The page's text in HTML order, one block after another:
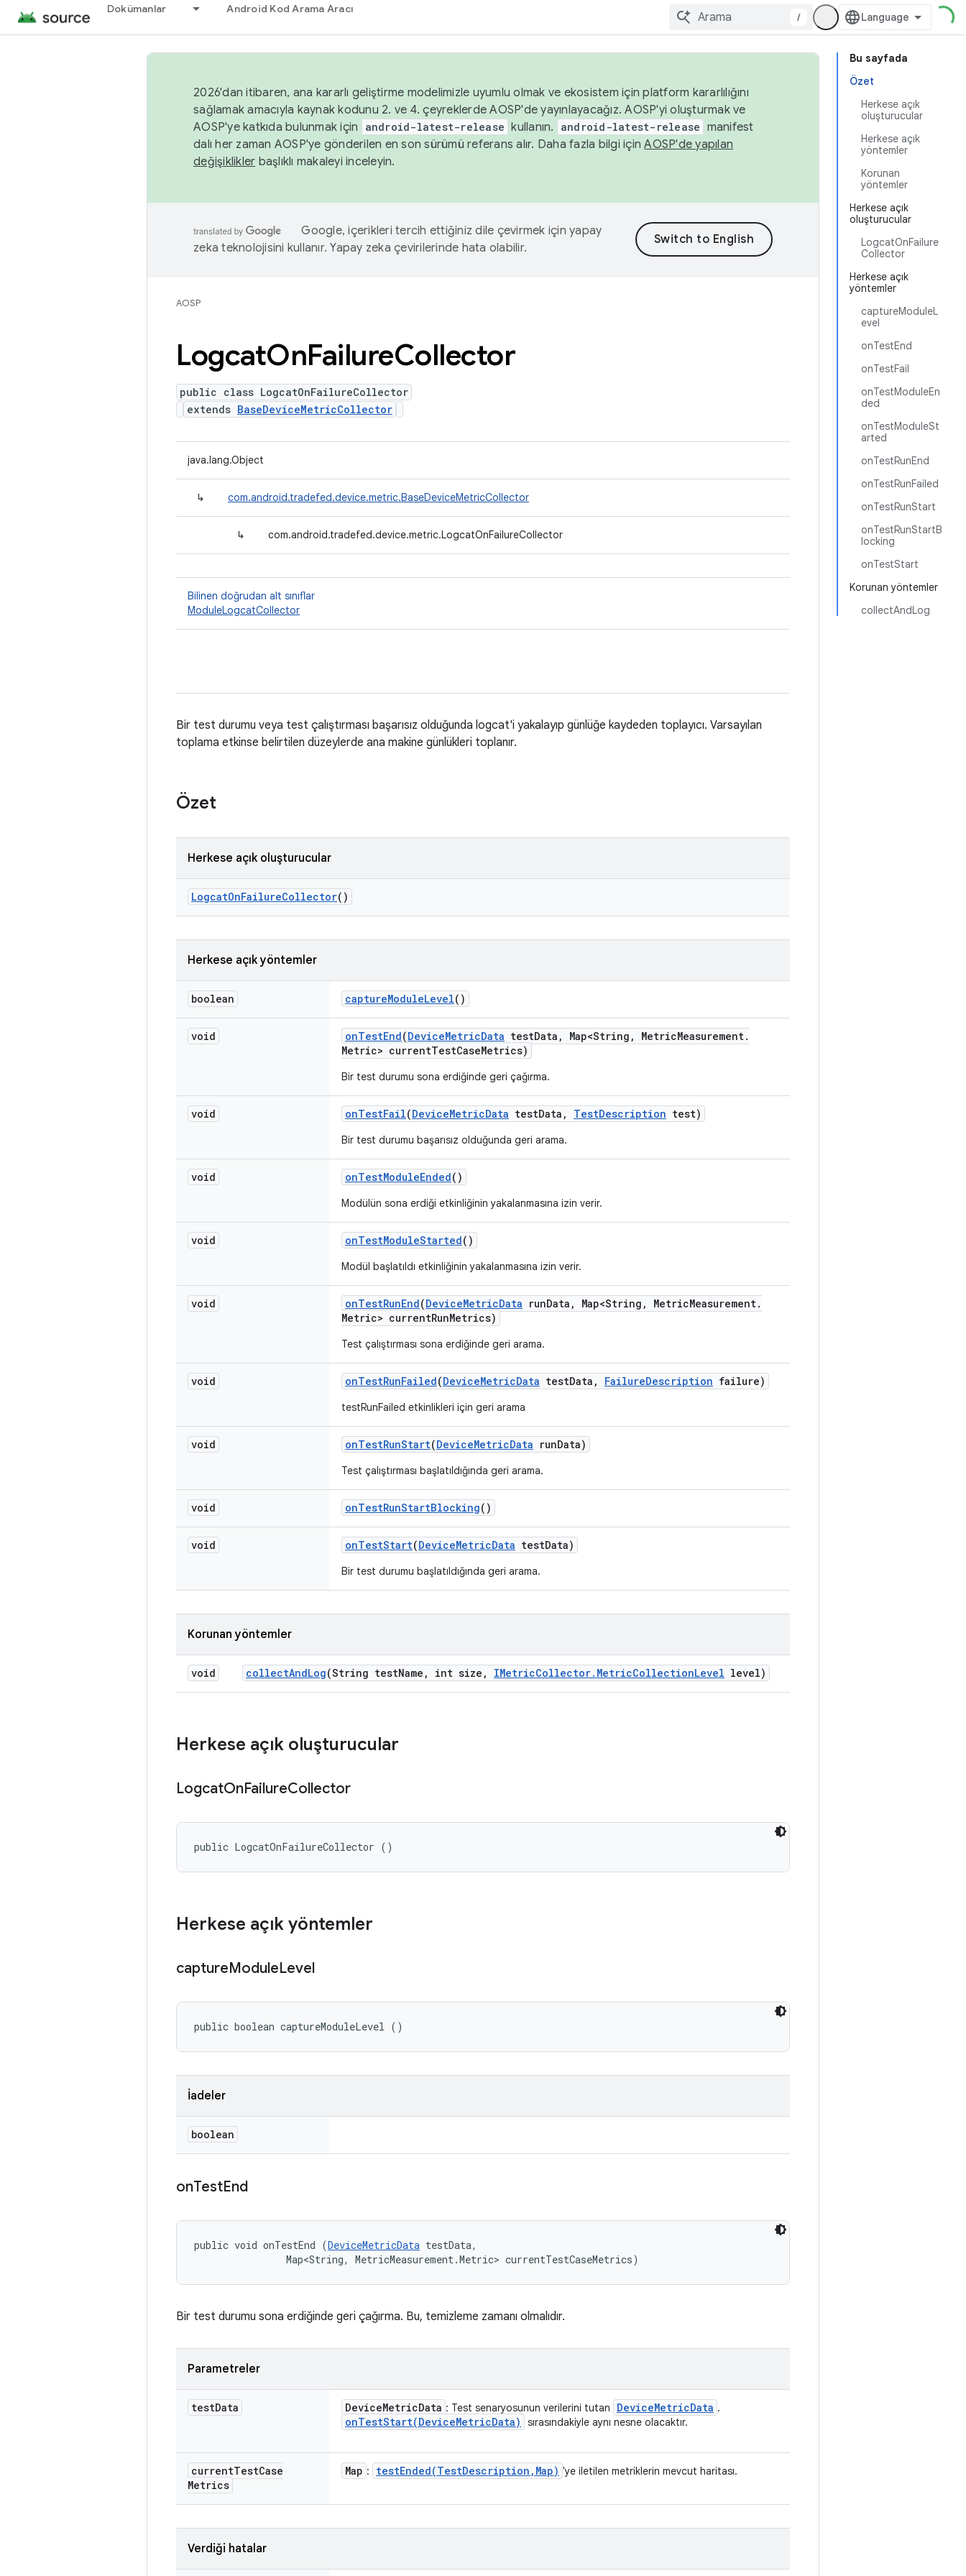
Dokümanlar Android Kod Arama Aracı
/
Bu sayfada
Özet
Herkese açık
oluşturucular
Herkese açık
yöntemler
Korunan
yöntemler
Herkese açık
oluşturucular
LogcatOnFailure
Collector
Herkese açık
yöntemler
captureModuleL
evel
onTestEnd
onTestFail
onTestModuleEn
ded
onTestModuleSt
arted
onTestRunEnd
onTestRunFailed
onTestRunStart
onTestRunStartB
locking
onTestStart
Korunan yöntemler
collectAndLog
2026'dan itibaren, ana kararlı geliştirme modelimizle uyumlu olmak ve ekosistem için platform kararlılığını
sağlamak amacıyla kaynak kodunu 2. ve 4. çeyreklerde AOSP'de yayınlayacağız. AOSP'yi oluşturmak ve
AOSP'ye katkıda bulunmak için
android-latest-release kullanın. android-latest-release manifest
dalı her zaman AOSP'ye gönderilen en son sürümü referans alır. Daha fazla bilgi içinAOSP'de yapılan
değişiklikler başlıklı makaleyi inceleyin.
Google, içerikleri tercih ettiğiniz dile çevirmek için yapay
zeka teknolojisini kullanır. Yapay zeka çevirilerinde hata olabilir.
AOSP
LogcatOnFailureCollector
public class LogcatOnFailureCollector
extends BaseDeviceMetricCollector
java.lang.Object
↳ com.android.tradefed.device.metric.BaseDeviceMetricCollector
↳ com.android.tradefed.device.metric.LogcatOnFailureCollector
Bilinen doğrudan alt sınıflar
ModuleLogcatCollector
Bir test durumu veya test çalıştırması başarısız olduğunda logcat'i yakalayıp günlüğe kaydeden toplayıcı. Varsayılan
toplama etkinse belirtilen düzeylerde ana makine günlükleri toplanır.
Özet
Herkese açık oluşturucular
LogcatOnFailureCollector()
Herkese açık yöntemler
boolean captureModuleLevel()
void onTestEnd(DeviceMetricData testData , Map<String , MetricMeasurement.
Metric> currentTestCaseMetrics)
Bir test durumu sona erdiğinde geri çağırma.
void onTestFail(DeviceMetricData testData , TestDescription test)
Bir test durumu başarısız olduğunda geri arama.
void onTestModuleEnded()
Modülün sona erdiği etkinliğinin yakalanmasına izin verir.
void onTestModuleStarted()
Modül başlatıldı etkinliğinin yakalanmasına izin verir.
void onTestRunEnd(DeviceMetricData runData , Map<String , MetricMeasurement.
Metric> currentRunMetrics)
Test çalıştırması sona erdiğinde geri arama.
void onTestRunFailed(DeviceMetricData testData , FailureDescription failure)
testRunFailed etkinlikleri için geri arama
void onTestRunStart(DeviceMetricData runData)
Test çalıştırması başlatıldığında geri arama.
void onTestRunStartBlocking()
void onTestStart(DeviceMetricData testData)
Bir test durumu başlatıldığında geri arama.
Korunan yöntemler
void collectAndLog(String testName , int size , IMetricCollector. MetricCollectionLevel level)
Herkese açık oluşturucular
LogcatOnFailureCollector
public LogcatOnFailureCollector ()
Herkese açık yöntemler
captureModuleLevel
public boolean captureModuleLevel ()
İadeler
boolean
onTestEnd
public void onTestEnd (DeviceMetricData testData,
                Map<String, MetricMeasurement.Metric> currentTestCaseMetrics)
Bir test durumu sona erdiğinde geri çağırma. Bu, temizleme zamanı olmalıdır.
Parametreler
testData DeviceMetricData : Test senaryosunun verilerini tutan DeviceMetricData .
onTestStart(DeviceMetricData) sırasındakiyle aynı nesne olacaktır.
currentTestCase
Metrics
Map : testEnded(TestDescription , Map) 'ye iletilen metriklerin mevcut haritası.
Verdiği hatalar